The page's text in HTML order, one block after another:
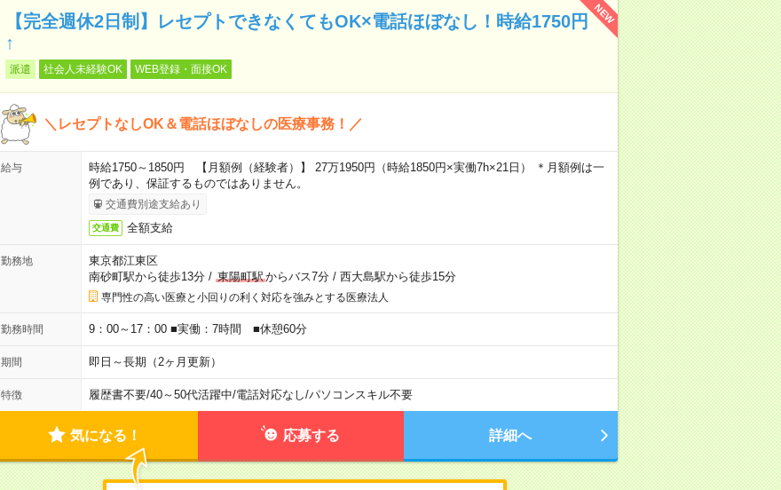
NEW
【完全週休2日制】レセプトできなくてもOK×電話ほぼなし！時給1750円
↑
派遣 社会人未経験OK WEB登録・面接OK
＼レセプトなしOK＆電話ほぼなしの医療事務！／
給与
時給1750～1850円 【月額例（経験者）】 27万1950円（時給1850円×実働7h×21日） ＊月額例は一
例であり、保証するものではありません。
交通費別途支給あり
交通費 全額支給
勤務地
東京都江東区
南砂町駅から徒歩13分/ 東陽町駅からバス7分/ 西大島駅から徒歩15分
専門性の高い医療と小回りの利く対応を強みとする医療法人
勤務時間 9：00～17：00 ■実働：7時間 ■休憩60分
期間 即日～長期（2ヶ月更新）
特徴 履歴書不要/40～50代活躍中/電話対応なし/パソコンスキル不要
気になる！ 応募する 詳細へ